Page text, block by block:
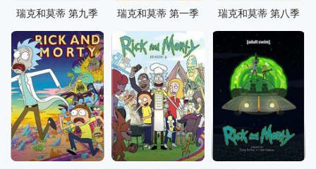
瑞克和莫蒂 第九季 瑞克和莫蒂 第一季 瑞克和莫蒂 第八季